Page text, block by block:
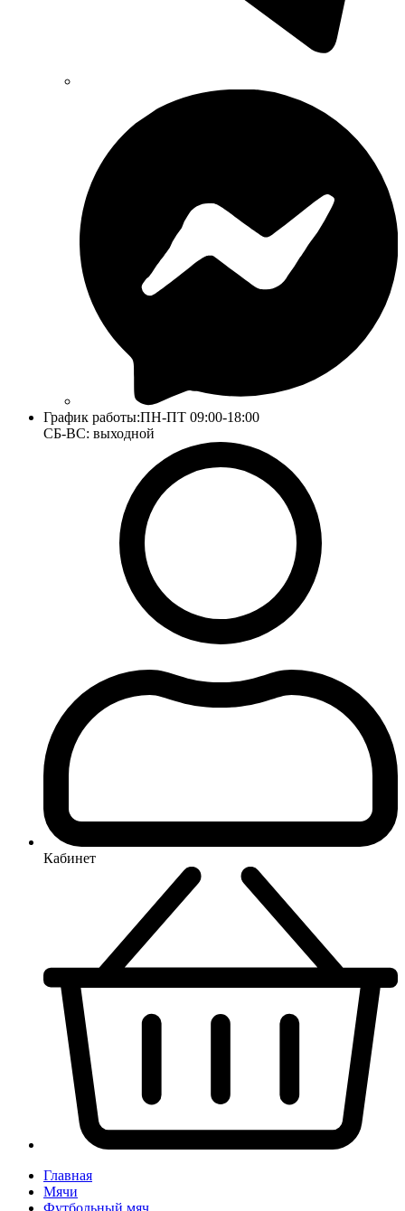
График работы:ПН-ПТ 09:00-18:00
СБ-ВС: выходной
Кабинет
Главная
Мячи